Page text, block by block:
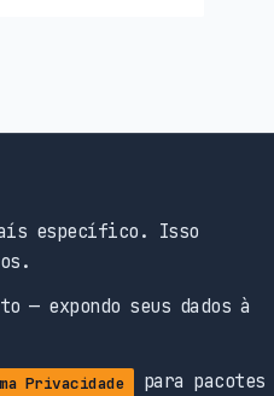
específico. Isso
— expondo seus dados à
Privacidade
para pacotes